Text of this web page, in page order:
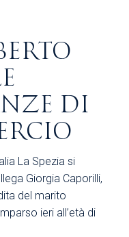
DI
La Spezia si
Giorgia Caporilli,
del marito
ieri all’età di